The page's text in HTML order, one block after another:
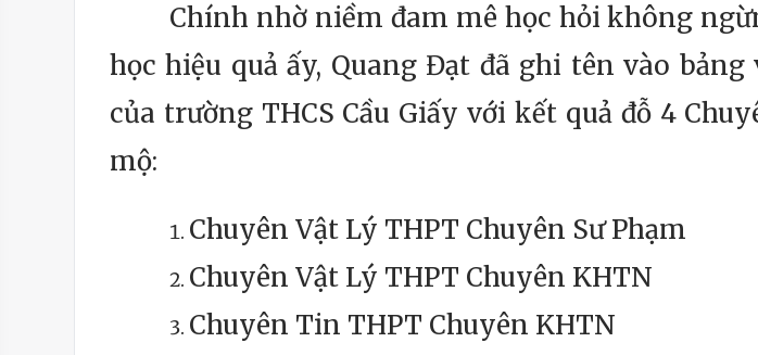
Chính nhờ niềm đam mê học hỏi không
học hiệu quả ấy, Quang Đạt đã ghi tên vào
của trường THCS Cầu Giấy với kết quả đỗ 4
mộ:
Chuyên Vật Lý THPT Chuyên Sư Phạm
Chuyên Vật Lý THPT Chuyên KHTN
Chuyên Tin THPT Chuyên KHTN